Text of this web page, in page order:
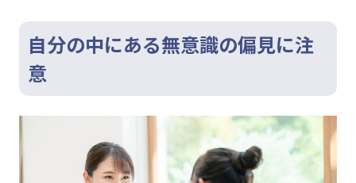
自分の中にある無意識の偏見に注
意